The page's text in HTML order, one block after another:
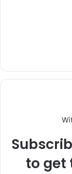
to get